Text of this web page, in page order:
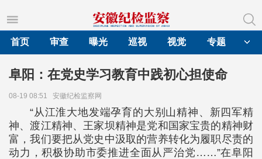
首页
审查 曝光 巡视 视觉 专题
阜阳：在党史学习教育中践初心担使命
08-19 08:51 安徽纪检监察网
“从江淮大地发端孕育的大别山精神、新四军精
神、渡江精神、王家坝精神是党和国家宝贵的精神财
富，我们要把从党史中汲取的营养转化为履职尽责的
动力，积极协助市委推进全面从严治党……”在阜阳